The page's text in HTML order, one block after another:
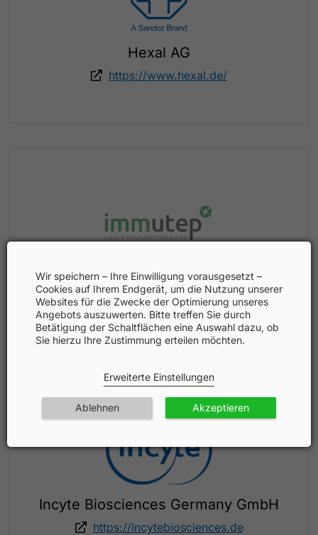
Hexal AG
https://www.hexal.de/
Immutep GmbH
https://www.immutep.com/
Incyte Biosciences Germany GmbH
https://incytebiosciences.de
Wir speichern – Ihre Einwilligung vorausgesetzt –
Cookies auf Ihrem Endgerät, um die Nutzung unserer
Websites für die Zwecke der Optimierung unseres
Angebots auszuwerten. Bitte treffen Sie durch
Betätigung der Schaltflächen eine Auswahl dazu, ob
Sie hierzu Ihre Zustimmung erteilen möchten.
Erweiterte Einstellungen
Ablehnen Akzeptieren